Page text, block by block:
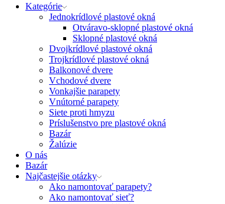
Kategórie
Jednokrídlové plastové okná
Otváravo-sklopné plastové okná
Sklopné plastové okná
Dvojkrídlové plastové okná
Trojkrídlové plastové okná
Balkonové dvere
Vchodové dvere
Vonkajšie parapety
Vnútorné parapety
Siete proti hmyzu
Príslušenstvo pre plastové okná
Bazár
Žalúzie
O nás
Bazár
Najčastejšie otázky
Ako namontovať parapety?
Ako namontovať sieť?